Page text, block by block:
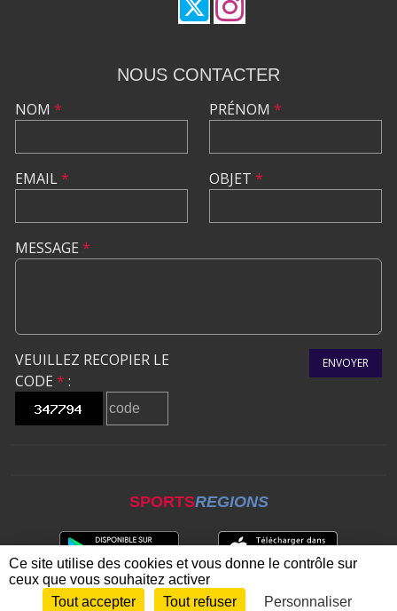
NOUS CONTACTER
NOM *
EMAIL*
PRÉNOM *
OBJET *
MESSAGE *
VEUILLEZ RECOPIER LE
CODE * :
ENVOYER
SPORTSREGIONS
Envie de participer ? CONNEXION
Ce site utilise des cookies et vous donne le contrôle sur
ceux que vous souhaitez activer
Tout accepter
Tout refuser Personnaliser